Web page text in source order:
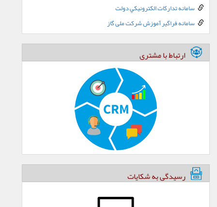
سامانه تدارکات الکترونيکي دولت
سامانه فراگیر آموزش شرکت ملی گاز
ارتباط با مشتری
رسیدگی به شکایات